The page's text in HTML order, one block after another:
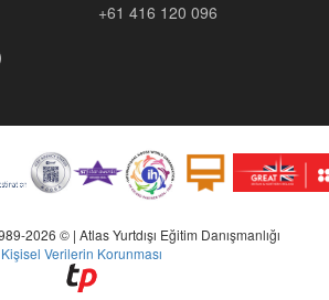
+61 416 120 096
2026 © | Atlas Yurtdışı Eğitim Danışmanlığı
Kişisel Verilerin Korunması